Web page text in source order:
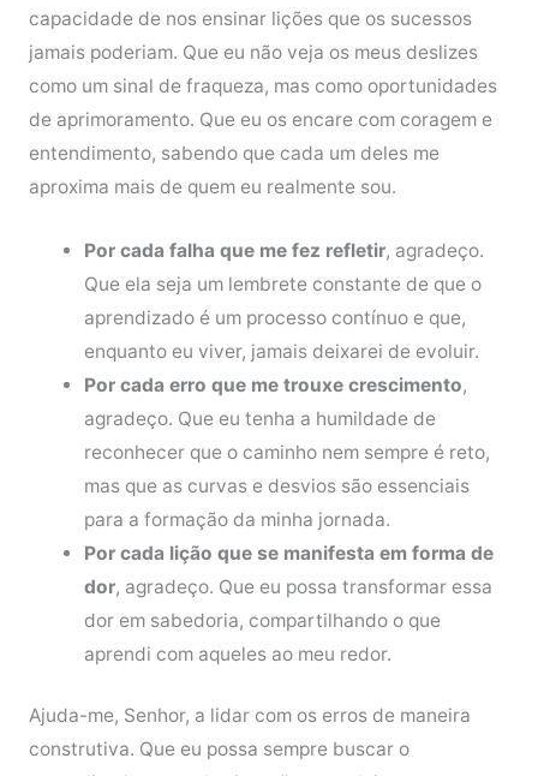
capacidade de nos ensinar lições que os sucessos
jamais poderiam. Que eu não veja os meus deslizes
como um sinal de fraqueza, mas como oportunidades
de aprimoramento. Que eu os encare com coragem e
entendimento, sabendo que cada um deles me
aproxima mais de quem eu realmente sou.
Por cada falha que me fez refletir, agradeço.
Que ela seja um lembrete constante de que o
aprendizado é um processo contínuo e que,
enquanto eu viver, jamais deixarei de evoluir.
Por cada erro que me trouxe crescimento,
agradeço. Que eu tenha a humildade de
reconhecer que o caminho nem sempre é reto,
mas que as curvas e desvios são essenciais
para a formação da minha jornada.
Por cada lição que se manifesta em forma de
dor, agradeço. Que eu possa transformar essa
dor em sabedoria, compartilhando o que
aprendi com aqueles ao meu redor.
Ajuda-me, Senhor, a lidar com os erros de maneira
construtiva. Que eu possa sempre buscar o